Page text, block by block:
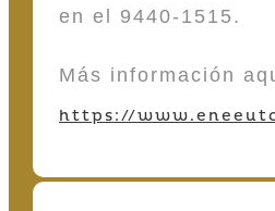
en el 9440-1515.
Más información
https://